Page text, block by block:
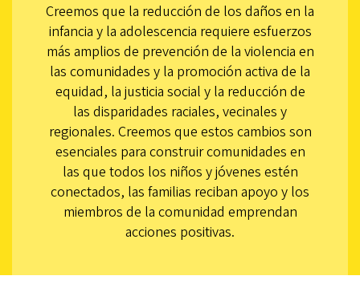
Creemos que la reducción de los daños en la
infancia y la adolescencia requiere esfuerzos
más amplios de prevención de la violencia en
las comunidades y la promoción activa de la
equidad, la justicia social y la reducción de
las disparidades raciales, vecinales y
regionales. Creemos que estos cambios son
esenciales para construir comunidades en
las que todos los niños y jóvenes estén
conectados, las familias reciban apoyo y los
miembros de la comunidad emprendan
acciones positivas.